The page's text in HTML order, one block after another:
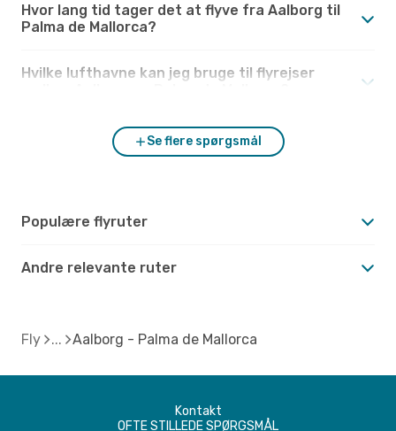
Hvor lang tid tager det at flyve fra Aalborg til
Palma de Mallorca?
Hvilke lufthavne kan jeg bruge til flyrejser
Se flere spørgsmål
Populære flyruter
Andre relevante ruter
Fly Aalborg - Palma de Mallorca
Kontakt
OFTE STILLEDE SPØRGSMÅL